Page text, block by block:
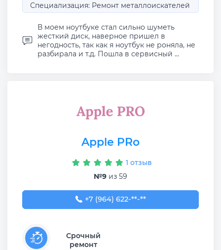
Специализация: Ремонт металлоискателей
В моем ноутбуке стал сильно шуметь
жесткий диск, наверное пришел в
негодность, так как я ноутбук не роняла, не
разбирала и т.д. Пошла в сервисный ...
Apple PRo
1 отзыв
№9 из 59
+7 (964) 622-55-82
+7 (964) 622-**-**
Срочный
ремонт